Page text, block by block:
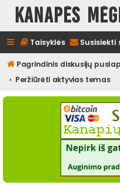
Kanapės
Taisyklės
Pagrindinis diskusijų
Peržiūrėti aktyvias temas